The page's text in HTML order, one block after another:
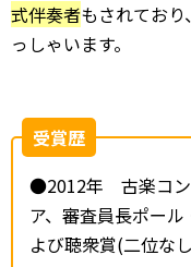
式伴奏者もされてお
っしゃいます。
受賞歴
●2012年 古楽コン
ア、審査員長ポー
よび聴衆賞(二位な